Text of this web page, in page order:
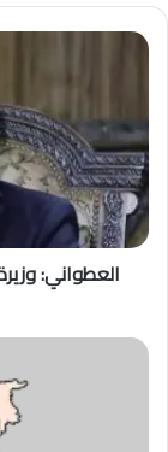
العطواني: